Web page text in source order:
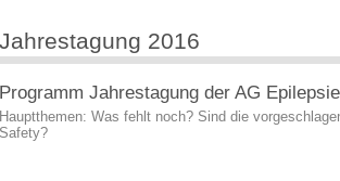
Jahrestagung 2016
Programm Jahrestagung der AG
Hauptthemen: Was fehlt noch? Sind die
Safety?